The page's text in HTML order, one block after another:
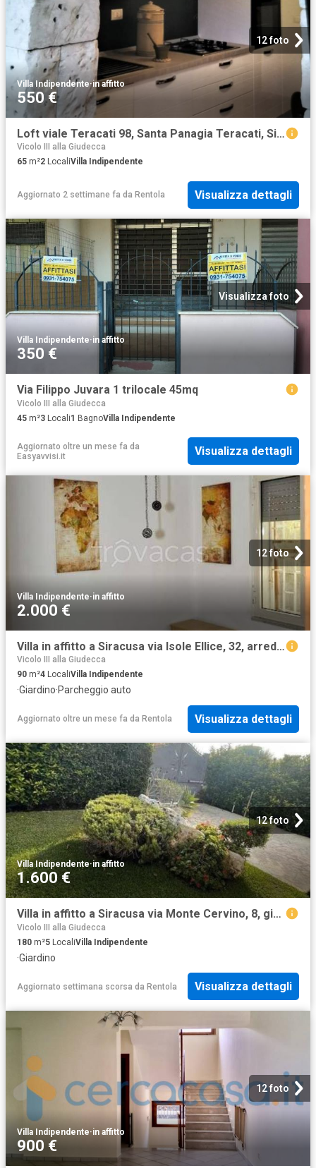
12 foto
Villa Indipendente·in affitto
550 €
Loft viale Teracati 98, Santa Panagia Teracati, Siracusa
Vicolo III alla Giudecca
65 m²2 LocaliVilla Indipendente
Aggiornato 2 settimane fa da Rentola Visualizza dettagli
Visualizza foto
Villa Indipendente·in affitto
350 €
Via Filippo Juvara 1 trilocale 45mq
Vicolo III alla Giudecca
45 m²3 Locali1 BagnoVilla Indipendente
Aggiornato oltre un mese fa da
Easyavvisi.it
Visualizza dettagli
12 foto
Villa Indipendente·in affitto
2.000 €
Villa in affitto a Siracusa via Isole Ellice, 32, arredato, giardino privato, posto auto TrovaCasa
Vicolo III alla Giudecca
90 m²4 LocaliVilla Indipendente
·Giardino·Parcheggio auto
Aggiornato oltre un mese fa da Rentola Visualizza dettagli
12 foto
Villa Indipendente·in affitto
1.600 €
Villa in affitto a Siracusa via Monte Cervino, 8, giardino, buono stato, luminoso TrovaCasa
Vicolo III alla Giudecca
180 m²5 LocaliVilla Indipendente
·Giardino
Aggiornato settimana scorsa da Rentola Visualizza dettagli
12 foto
Villa Indipendente·in affitto
900 €